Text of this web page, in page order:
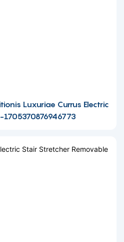
Luxuriae Currus Electric
1705370876946773